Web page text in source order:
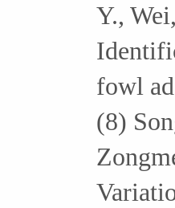
Y.,
fowl
(8)